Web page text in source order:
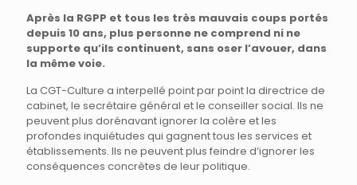
Après la RGPP et tous les très mauvais coups portés
depuis 10 ans, plus personne ne comprend ni ne
supporte qu’ils continuent, sans oser l’avouer, dans
la même voie.
La CGT-Culture a interpellé point par point la directrice de
cabinet, le secrétaire général et le conseiller social. Ils ne
peuvent plus dorénavant ignorer la colère et les
profondes inquiétudes qui gagnent tous les services et
établissements. Ils ne peuvent plus feindre d’ignorer les
conséquences concrètes de leur politique.